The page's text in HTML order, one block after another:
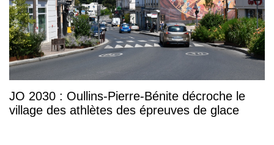
JO 2030 : Oullins-Pierre-Bénite décroche le
village des athlètes des épreuves de glace